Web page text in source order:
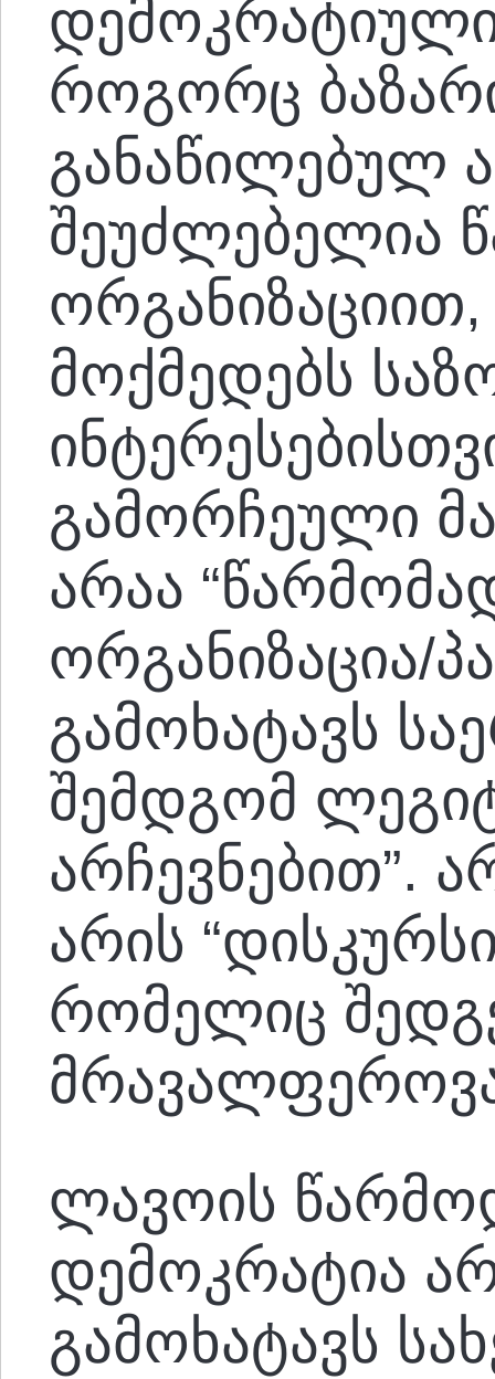
როგორც
განაწილებულ
შეუძლებელია
მოქმედებს
გამორჩეული
არაა
ორგანიზაცია/
გამოხატავს
შემდგომ
არჩევნებით”.
არის
რომელიც
ლავოის
დემოკრატია
გამოხატავს